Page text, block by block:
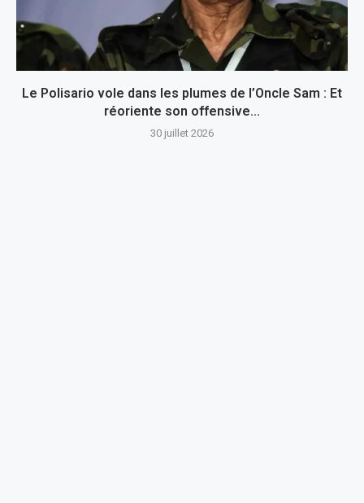
Le Polisario vole dans les plumes de l’Oncle Sam : Et
réoriente son offensive...
30 juillet 2026